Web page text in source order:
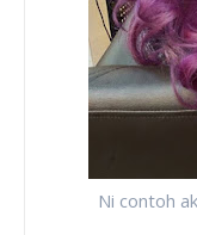
Ni contoh